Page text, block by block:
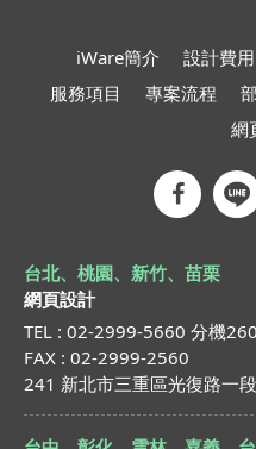
iWare簡介 設計費用
服務項目
專案流程
網
台北、桃園、新竹、苗栗
網頁設計
TEL : 02-2999-5660 分機260
FAX : 02-2999-2560
241 新北市三重區光復路一